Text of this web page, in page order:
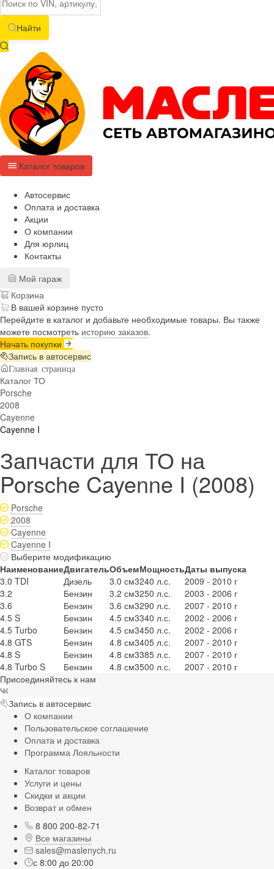
Найти
Каталог товаров
Автосервис
Оплата и доставка
Акции
О компании
Для юрлиц
Контакты
Мой гараж
Корзина
В вашей корзине пусто
Перейдите в каталог и добавьте необходимые товары. Вы также
можете посмотреть историю заказов.
Начать покупки
Запись в автосервис
Главная страница
Каталог ТО
Porsche
2008
Cayenne
Cayenne I
Запчасти для ТО на
Porsche Cayenne I (2008)
Porsche
2008
Cayenne
Cayenne I
Выберите модификацию
НаименованиеДвигательОбъемМощностьДаты выпуска
3.0 TDI
Дизель 3.0 см3240 л.с.
2009 - 2010 г
3.2
Бензин 3.2 см3250 л.с.
2003 - 2006 г
3.6
Бензин 3.6 см3290 л.с.
2007 - 2010 г
4.5 S
Бензин 4.5 см3340 л.с.
2002 - 2006 г
4.5 Turbo
Бензин 4.5 см3450 л.с.
2002 - 2006 г
4.8 GTS
Бензин 4.8 см3405 л.с.
2007 - 2010 г
4.8 S
Бензин 4.8 см3385 л.с.
2007 - 2010 г
4.8 Turbo S
Бензин 4.8 см3500 л.с.
2007 - 2010 г
Присоединяйтесь к нам
Запись в автосервис
О компании
Пользовательское соглашение
Оплата и доставка
Программа Лояльности
Каталог товаров
Услуги и цены
Скидки и акции
Возврат и обмен
8 800 200-82-71
Все магазины
sales@maslenych.ru
с 8:00 до 20:00